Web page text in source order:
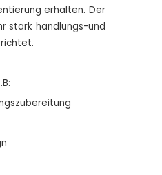
erhalten. Der
stark handlungs-und